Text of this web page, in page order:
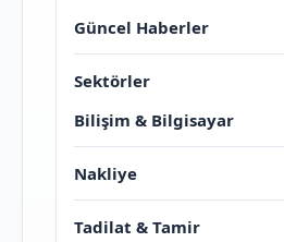
Güncel Haberler
Sektörler
Bilişim & Bilgisayar
Nakliye
Tadilat & Tamir